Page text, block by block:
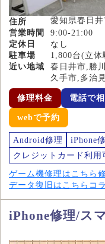
住所
愛知県春日
営業時間
9:00-21:00
定休日
なし
駐車場
1,800台(立体
近い地域
春日井市,勝
久手市,多治
修理料金 電話で
webで予約
Android修理 iPhone
クレジットカード利用
ゲーム機修理はこちら
データ復旧はこちら コ
iPhone修理/ス